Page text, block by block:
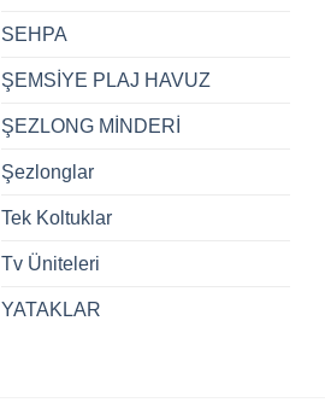
SEHPA
ŞEMSİYE PLAJ HAVUZ
ŞEZLONG MİNDERİ
Şezlonglar
Tek Koltuklar
Tv Üniteleri
YATAKLAR